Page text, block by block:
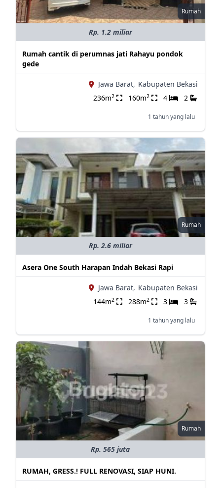
Rumah
Rp. 1.2 miliar
Rumah cantik di perumnas jati Rahayu pondok
gede
Jawa Barat, Kabupaten Bekasi
236m2 160m2 4 2
1 tahun yang lalu
Rumah
Rp. 2.6 miliar
Asera One South Harapan Indah Bekasi Rapi
Jawa Barat, Kabupaten Bekasi
144m2 288m2 3 3
1 tahun yang lalu
Rumah
Rp. 565 juta
RUMAH, GRESS.! FULL RENOVASI, SIAP HUNI.